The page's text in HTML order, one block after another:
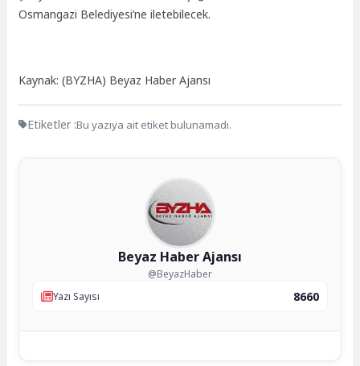
Osmangazi Belediyesi’ne iletebilecek.
Kaynak: (BYZHA) Beyaz Haber Ajansı
Etiketler :Bu yazıya ait etiket bulunamadı.
Beyaz Haber Ajansı
@BeyazHaber
Yazı Sayısı
8660